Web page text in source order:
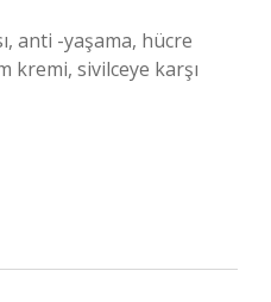
anti -yaşama, hücre
kremi, sivilceye karşı